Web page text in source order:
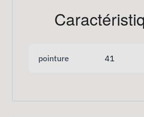
pointure 41